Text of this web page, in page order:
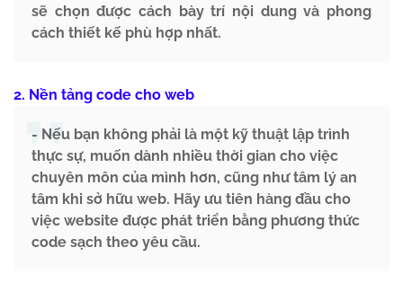
sẽ chọn được cách bày trí nội dung và phong
cách thiết kế phù hợp nhất.
2. Nền tảng code cho web
- Nếu bạn không phải là một kỹ thuật lập trình
thực sự, muốn dành nhiều thời gian cho việc
chuyên môn của mình hơn, cũng như tâm lý an
tâm khi sở hữu web. Hãy ưu tiên hàng đầu cho
việc website được phát triển bằng phương thức
code sạch theo yêu cầu.